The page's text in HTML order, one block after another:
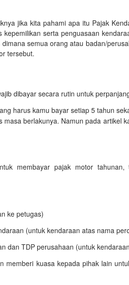
jika kita pahami apa itu Pajak
serta penguasaan
semua orang atau badan/
tersebut.
dibayar secara rutin untuk
harus kamu bayar setiap 5 tahun
berlakunya. Namun pada artikel
membayar pajak motor
ke petugas)
(untuk kendaraan atas nama
dan TDP perusahaan (untuk
kuasa kepada pihak lain